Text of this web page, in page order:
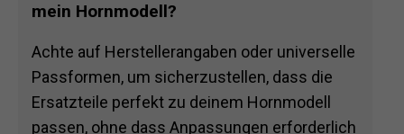
mein Hornmodell?
Achte auf Herstellerangaben oder universelle
Passformen, um sicherzustellen, dass die
Ersatzteile perfekt zu deinem Hornmodell
passen, ohne dass Anpassungen erforderlich